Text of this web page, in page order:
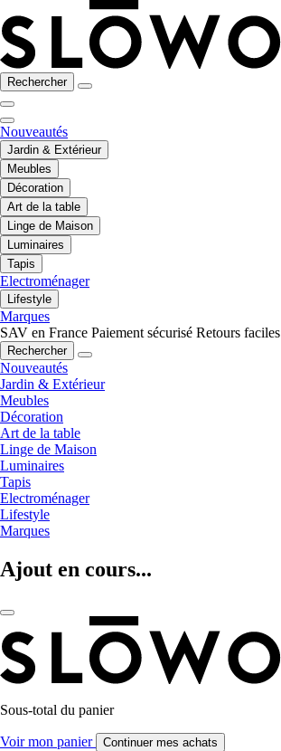
Rechercher
Nouveautés
Jardin & Extérieur
Meubles
Décoration
Art de la table
Linge de Maison
Luminaires
Tapis
Electroménager
Lifestyle
Marques
SAV en France Paiement sécurisé Retours faciles
Rechercher
Nouveautés
Jardin & Extérieur
Meubles
Décoration
Art de la table
Linge de Maison
Luminaires
Tapis
Electroménager
Lifestyle
Marques
Ajout en cours...
Sous-total du panier
Voir mon panier Continuer mes achats